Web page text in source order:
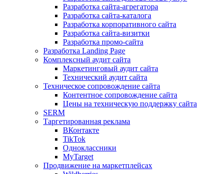
Разработка сайта-агрегатора
Разработка сайта-каталога
Разработка корпоративного сайта
Разработка сайта-визитки
Разработка промо-сайта
Разработка Landing Page
Комплексный аудит сайта
Маркетинговый аудит сайта
Технический аудит сайта
Техническое сопровождение сайта
Контентное сопровождение сайта
Цены на техническую поддержку сайта
SERM
Таргетированная реклама
ВКонтакте
TikTok
Одноклассники
MyTarget
Продвижение на маркетплейсах